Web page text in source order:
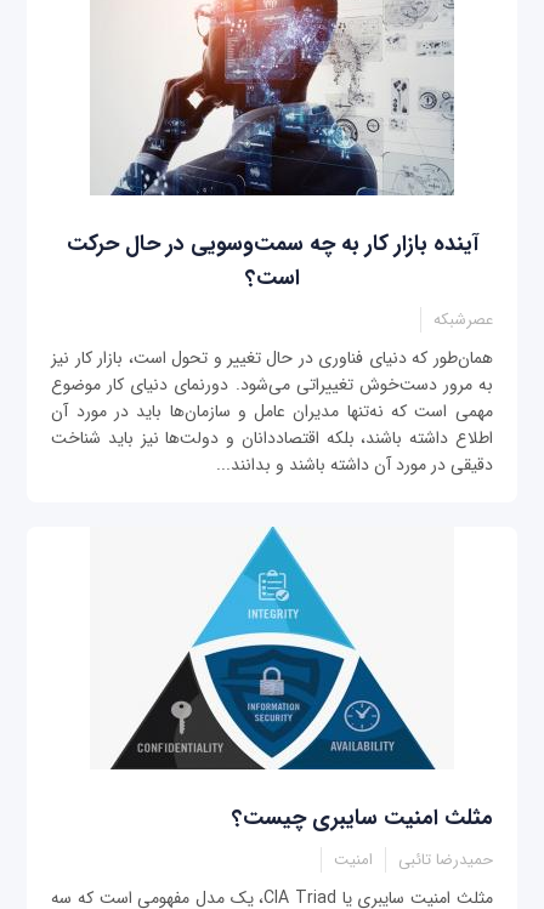
آینده بازار کار به چه سمت‌وسویی در حال حرکت
است؟
عصرشبکه
همان‌طور که دنیای فناوری در حال تغییر و تحول است، بازار کار نیز
به مرور دست‌خوش تغییراتی می‌شود. دورنمای دنیای کار موضوع
مهمی است که نه‌تنها مدیران عامل و سازمان‌ها باید در مورد آن
اطلاع داشته باشند، بلکه اقتصاددانان و دولت‌ها نیز باید شناخت
دقیقی در مورد آن داشته باشند و بدانند...
مثلث امنیت سایبری چیست؟
حمیدرضا تائبی امنیت
مثلث امنیت سایبری یا CIA Triad، یک مدل مفهومی است که سه